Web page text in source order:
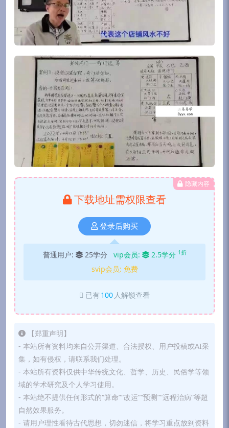
隐藏内容
下载地址需权限查看
登录后购买
普通用户: 25学分 vip会员: 2.5学分 1折
svip会员: 免费
已有 100 人解锁查看
【郑重声明】
- 本站所有资料均来自公开渠道、合法授权、用户投稿或AI采
集，如有侵权，请联系我们处理。
- 本站所有资料仅供中华传统文化、哲学、历史、民俗学等领
域的学术研究及个人学习使用。
- 本站绝不提供任何形式的“算命”“改运”“预测”“远程治病”等超
自然效果服务。
- 请用户理性看待古代思想，切勿迷信，将学习重点放到资料